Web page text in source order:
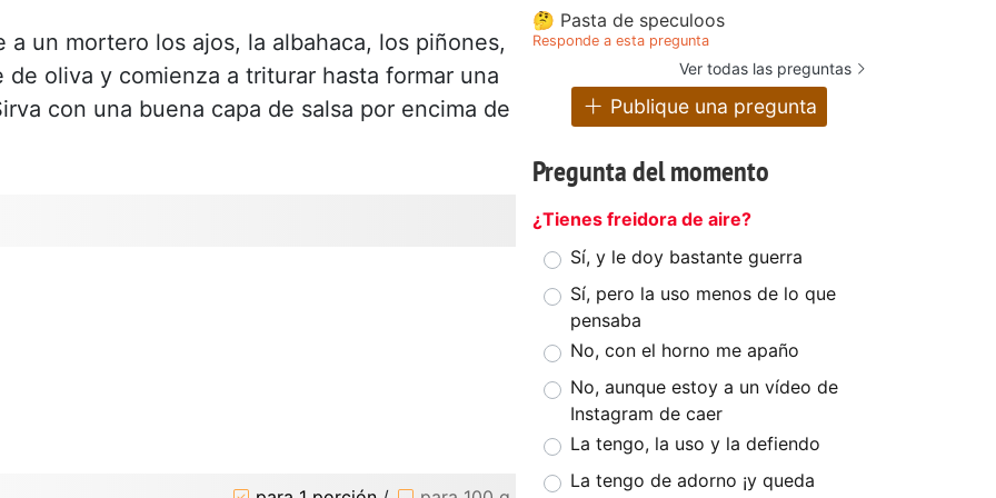
a un mortero los ajos, la albahaca, los piñones,
oliva y comienza a triturar hasta formar una
con una buena capa de salsa por encima de
🤔 Pasta de speculoos
Responde a esta pregunta
Ver todas las preguntas
Publique una pregunta
Pregunta del momento
¿Tienes freidora de aire?
Sí, y le doy bastante guerra
Sí, pero la uso menos de lo que
pensaba
No, con el horno me apaño
No, aunque estoy a un vídeo de
Instagram de caer
La tengo, la uso y la defiendo
La tengo de adorno ¡y queda